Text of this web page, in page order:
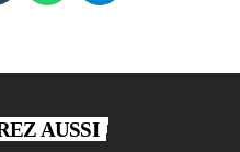
AUSSI